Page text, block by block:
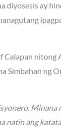
diyosesis ay
Calapan nitong
Simbahan ng
Minana
natin ang